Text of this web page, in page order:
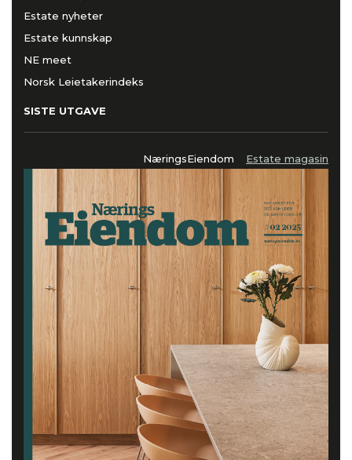
Estate nyheter
Estate kunnskap
NE meet
Norsk Leietakerindeks
SISTE UTGAVE
NæringsEiendom Estate magasin